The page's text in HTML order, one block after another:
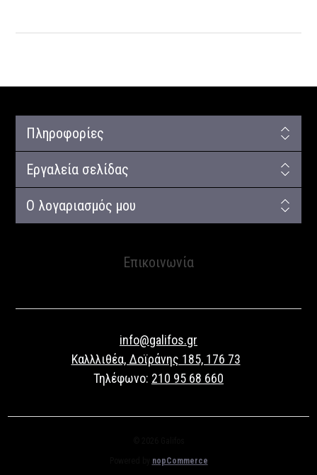
Πληροφορίες
Εργαλεία σελίδας
Ο λογαριασμός μου
Επικοινωνία
info@galifos.gr
Καλλλιθέα, Δοϊράνης 185, 176 73
Τηλέφωνο: 210 95 68 660
nopCommerce